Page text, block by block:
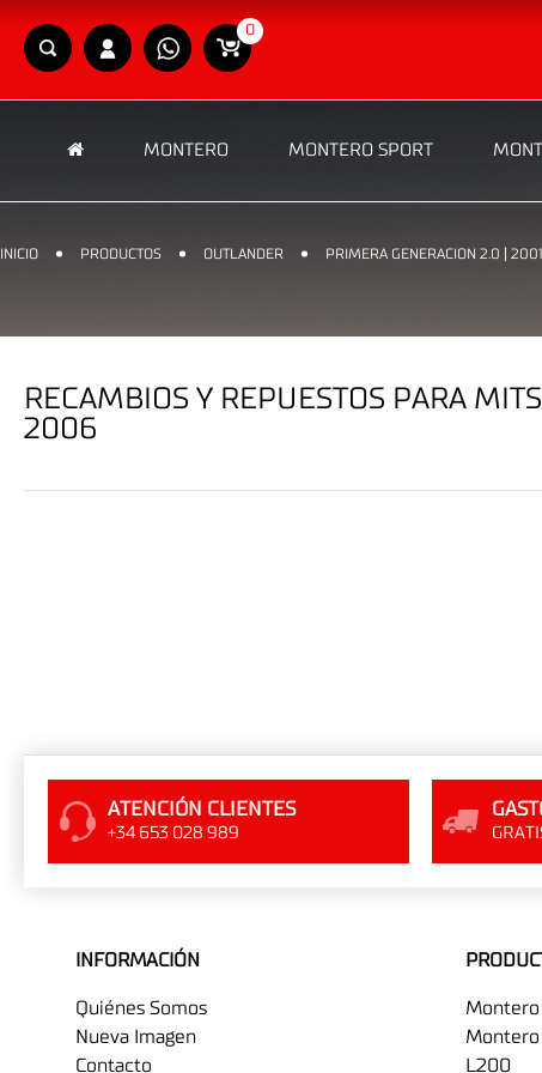
0
MONTERO MONTERO SPORT
INICIO PRODUCTOS OUTLANDER PRIMERA GENERACION 2.0 |
RECAMBIOS Y REPUESTOS PARA
2006
ATENCIÓN CLIENTES
+34 653 028 989
INFORMACIÓN
Quiénes Somos
Nueva Imagen
Contacto
Montero
Montero
L200